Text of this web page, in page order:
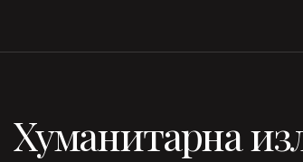
Хуманитарна